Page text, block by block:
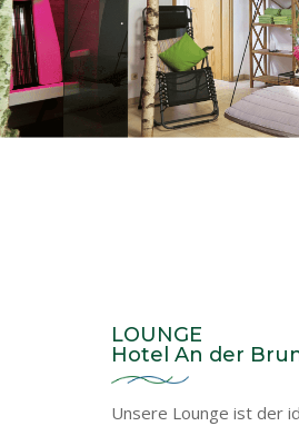
LOUNGE
Hotel An der
Unsere Lounge ist der